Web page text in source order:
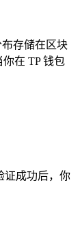
存储在区块
在 TP 钱包
证成功后，你